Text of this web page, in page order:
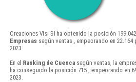
Creaciones Visi Sl ha obtenido la posición
Empresas según ventas , empeorando en
2023.
En el Ranking de Cuenca según ventas, la
ha conseguido la posición 715 , empeorando en
2023.